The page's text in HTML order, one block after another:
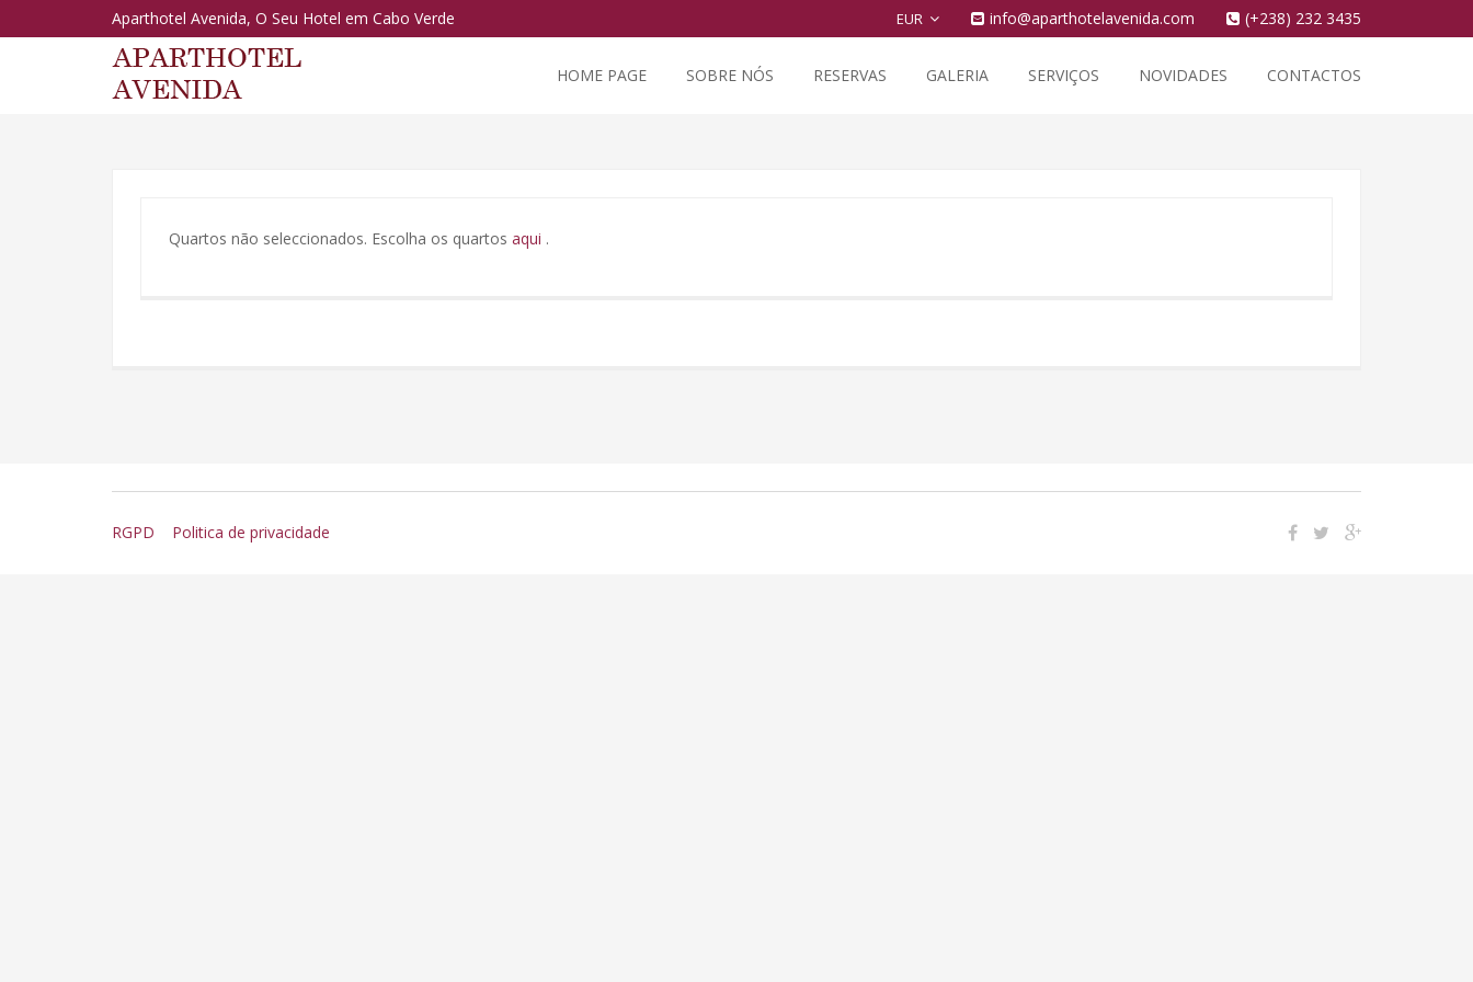
Aparthotel Avenida, O Seu Hotel em Cabo Verde EUR info@aparthotelavenida.com (+238) 232 3435
HOME PAGE SOBRE NÓS RESERVAS GALERIA SERVIÇOS NOVIDADES CONTACTOS
Quartos não seleccionados. Escolha os quartos aqui .
RGPD Politica de privacidade